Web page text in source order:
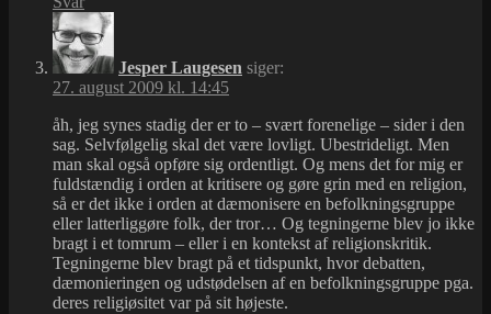
Jesper Laugesen siger:
27. august 2009 kl. 14:45
åh, jeg synes stadig der er to – svært forenelige – sider i den
sag. Selvfølgelig skal det være lovligt. Ubestrideligt. Men
man skal også opføre sig ordentligt. Og mens det for mig er
fuldstændig i orden at kritisere og gøre grin med en religion,
så er det ikke i orden at dæmonisere en befolkningsgruppe
eller latterliggøre folk, der tror… Og tegningerne blev jo ikke
bragt i et tomrum – eller i en kontekst af religionskritik.
Tegningerne blev bragt på et tidspunkt, hvor debatten,
dæmonieringen og udstødelsen af en befolkningsgruppe pga.
deres religiøsitet var på sit højeste.